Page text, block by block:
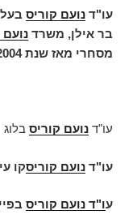
עו"ד נועם קוריס
בר אילן, משרד נועם
מסחרי מאז שנת 2004
עו"ד נועם קוריס בלוג
עו"ד נועם קוריסקו
עו"ד נועם קוריס